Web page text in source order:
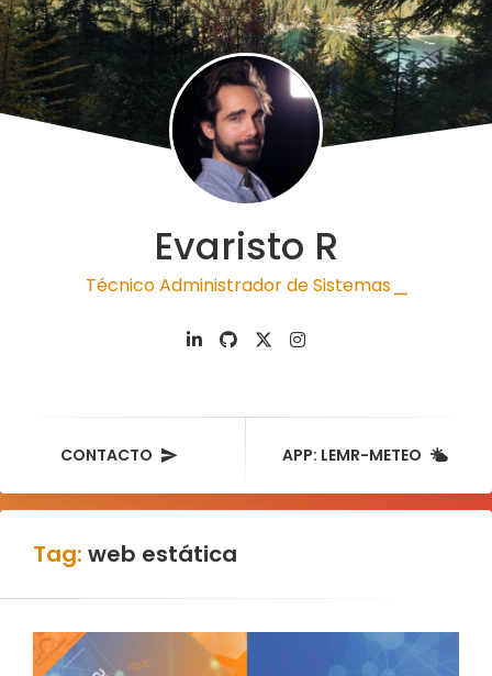
Evaristo R
Técnico Administrador de Sistemas |
CONTACTO APP: LEMR-METEO
Tag: web estática